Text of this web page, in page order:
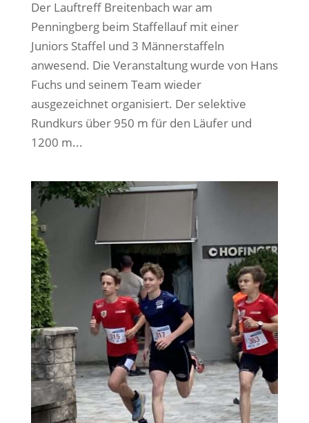
Der Lauftreff Breitenbach war am
Penningberg beim Staffellauf mit einer
Juniors Staffel und 3 Männerstaffeln
anwesend. Die Veranstaltung wurde von Hans
Fuchs und seinem Team wieder
ausgezeichnet organisiert. Der selektive
Rundkurs über 950 m für den Läufer und
1200 m...